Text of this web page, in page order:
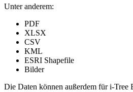
Unter anderem:
PDF
XLSX
CSV
KML
ESRI Shapefile
Bilder
Die Daten können außerdem für i-Tree